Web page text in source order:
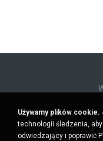
Nie
Używamy plików cookie.
technologii śledzenia,
odwiedzający i poprawić